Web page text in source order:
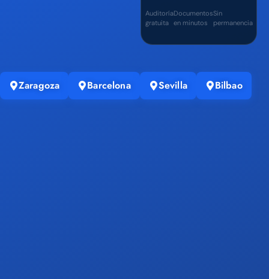
Auditoría
gratuita
Documentos
en minutos
Sin
permanencia
Zaragoza Barcelona Sevilla Bilbao